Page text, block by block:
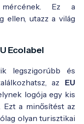
mércének. Ez a
ellen, utazz a világ
Ecolabel
legszigorúbb és
az EU
logója egy kis
Ezt a minősítést az
olyan turisztikai